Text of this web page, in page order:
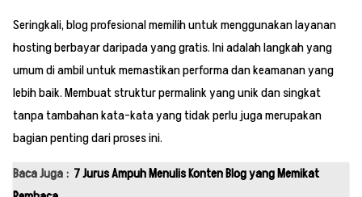
Seringkali, blog profesional memilih untuk menggunakan layanan
hosting berbayar daripada yang gratis. Ini adalah langkah yang
umum di ambil untuk memastikan performa dan keamanan yang
lebih baik. Membuat struktur permalink yang unik dan singkat
tanpa tambahan kata-kata yang tidak perlu juga merupakan
bagian penting dari proses ini.
Baca Juga : 7 Jurus Ampuh Menulis Konten Blog yang Memikat